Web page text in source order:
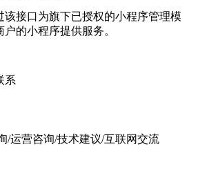
该接口为旗下已授权的小程序管理模
的小程序提供服务。
/运营咨询/技术建议/互联网交流